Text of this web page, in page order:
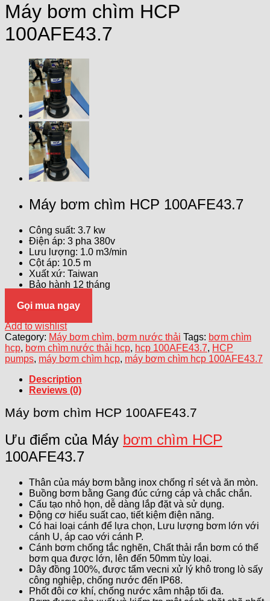
Máy bơm chìm HCP
100AFE43.7
Máy bơm chìm HCP 100AFE43.7
Công suất: 3.7 kw
Điện áp: 3 pha 380v
Lưu lượng: 1.0 m3/min
Cột áp: 10.5 m
Xuất xứ: Taiwan
Bảo hành 12 tháng
Gọi mua ngay
Add to wishlist
Category: Máy bơm chìm, bơm nước thải Tags: bơm chìm
hcp, bơm chìm nước thải hcp, hcp 100AFE43.7, HCP
pumps, máy bơm chìm hcp, máy bơm chìm hcp 100AFE43.7
Description
Reviews (0)
Máy bơm chìm HCP 100AFE43.7
Ưu điểm của Máy bơm chìm HCP
100AFE43.7
Thân của máy bơm bằng inox chống rỉ sét và ăn mòn.
Buồng bơm bằng Gang đúc cứng cáp và chắc chắn.
Cấu tạo nhỏ họn, dễ dàng lắp đặt và sử dụng.
Động cơ hiểu suất cao, tiết kiệm điện năng.
Có hai loại cánh để lựa chọn, Lưu lượng bơm lớn với
cánh U, áp cao với cánh P.
Cánh bơm chống tắc nghẽn, Chất thải rắn bơm có thể
bơm qua được lớn, lên đến 50mm tùy loại.
Dây đồng 100%, được tẩm vecni xử lý khô trong lò sấy
công nghiệp, chống nước đến IP68.
Phốt đôi cơ khí, chống nước xâm nhập tối đa.